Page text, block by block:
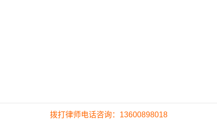
拨打律师电话咨询：13600898018